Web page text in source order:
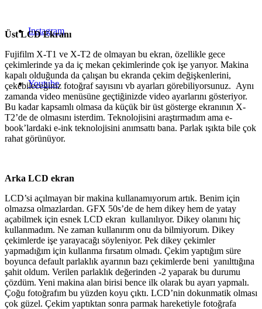
Instagram
Youtube
Üst LCD Ekranı
Fujifilm X-T1 ve X-T2 de olmayan bu ekran, özellikle gece
çekimlerinde ya da iç mekan çekimlerinde çok işe yarıyor. Makina
kapalı olduğunda da çalışan bu ekranda çekim değişkenlerini,
çekebileceğiniz fotoğraf sayısını vb ayarları görebiliyorsunuz. Aynı
zamanda video menüsüne geçtiğinizde video ayarlarını gösteriyor.
Bu kadar kapsamlı olmasa da küçük bir üst gösterge ekranının X-
T2’de de olmasını isterdim. Teknolojisini araştırmadım ama e-
book’lardaki e-ink teknolojisini anımsattı bana. Parlak ışıkta bile çok
rahat görünüyor.
Arka LCD ekran
LCD’si açılmayan bir makina kullanamıyorum artık. Benim için
olmazsa olmazlardan. GFX 50s’de de hem dikey hem de yatay
açabilmek için esnek LCD ekran kullanılıyor. Dikey olanını hiç
kullanmadım. Ne zaman kullanırım onu da bilmiyorum. Dikey
çekimlerde işe yarayacağı söyleniyor. Pek dikey çekimler
yapmadığım için kullanma fırsatım olmadı. Çekim yaptığım süre
boyunca default parlaklık ayarının bazı çekimlerde beni yanılttığına
şahit oldum. Verilen parlaklık değerinden -2 yaparak bu durumu
çözdüm. Yeni makina alan birisi bence ilk olarak bu ayarı yapmalı.
Çoğu fotoğrafım bu yüzden koyu çıktı. LCD’nin dokunmatik olması
çok güzel. Çekim yaptıktan sonra parmak hareketiyle fotoğrafa